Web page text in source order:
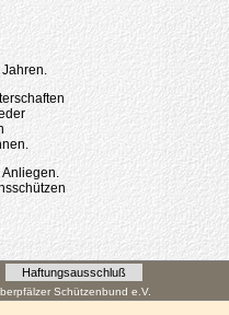
Haftungsausschluß
Schützenbund e.V.